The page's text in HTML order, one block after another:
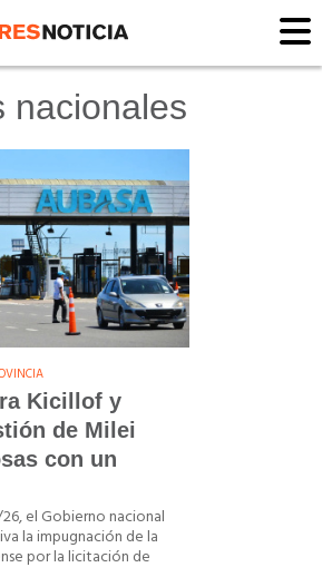
nacionales
Kicillof y
de Milei
con un
el Gobierno nacional
la impugnación de la
por la licitación de